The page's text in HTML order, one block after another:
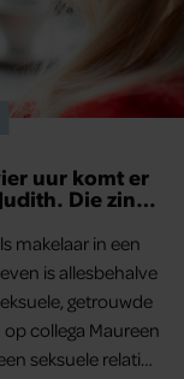
uur komt er
Die zin
makelaar in een
is allesbehalve
getrouwde
collega Maureen
seksuele relatie